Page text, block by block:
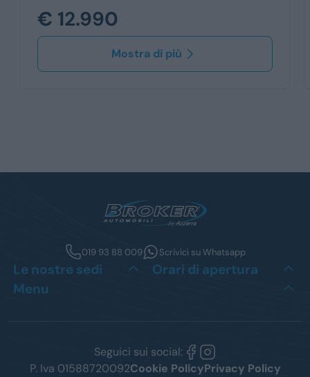
€ 12.990
Mostra di più
019 93 88 009 Scrivici su Whatsapp
Le nostre sedi
Orari di apertura
Menu
Seguici sui social:
P. Iva 01588720092Cookie PolicyPrivacy Policy